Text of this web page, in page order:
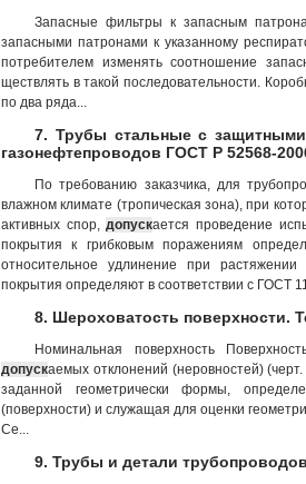
Запасные фильтры к запасным
запасными патронами к указанному
потребителем изменять соотношение
ществлять в такой последовательности.
по два ряда...
7. Трубы стальные с
газонефтепроводов ГОСТ Р 52568-
По требованию заказчика, для
влажном климате (тропическая зона), при
активных спор,допускается проведение
покрытия к грибковым поражениям
относительное удлинение при растяжении
покрытия определяют в соответствии с ГОСТ
8. Шероховатость поверхности.
Номинальная по­верхность
допускаемых отклонений (неровностей)
заданной геометрически формы,
(поверхности) и служащая для оценки
Се...
9. Трубы и детали